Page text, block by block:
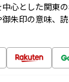
心とした関東
御朱印の意味、